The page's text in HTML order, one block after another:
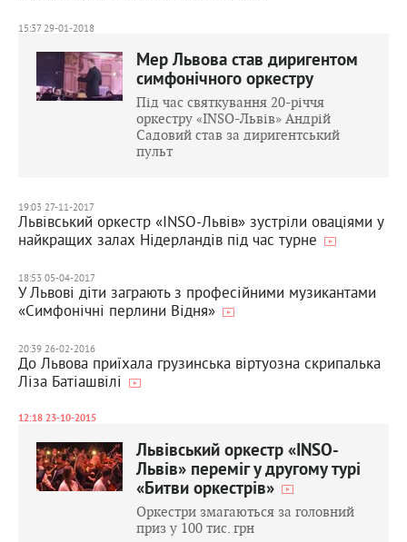
15:37 29-01-2018
Мер Львова став диригентом
симфонічного оркестру
Під час святкування 20-річчя
оркестру «INSO-Львів» Андрій
Садовий став за диригентський
пульт
19:03 27-11-2017
Львівський оркестр «INSO-Львів» зустріли оваціями у
найкращих залах Нідерландів під час турне
18:53 05-04-2017
У Львові діти заграють з професійними музикантами
«Симфонічні перлини Відня»
20:39 26-02-2016
До Львова приїхала грузинська віртуозна скрипалька
Ліза Батіашвілі
12:18 23-10-2015
Львівський оркестр «INSO-
Львів» переміг у другому турі
«Битви оркестрів»
Оркестри змагаються за головний
приз у 100 тис. грн